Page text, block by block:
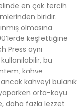
en çok tercih
biridir.
olmasına
keşfettiğine
Press aynı
bu
kahve
kahveyi bulanık
orta-koyu
daha fazla lezzet